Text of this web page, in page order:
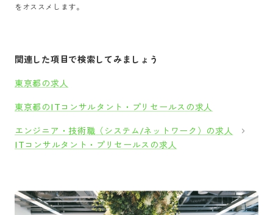
をオススメします。
関連した項目で検索してみましょう
東京都の求人
東京都のITコンサルタント・プリセールスの求人
エンジニア・技術職（システム/ネットワーク）の求人
ITコンサルタント・プリセールスの求人